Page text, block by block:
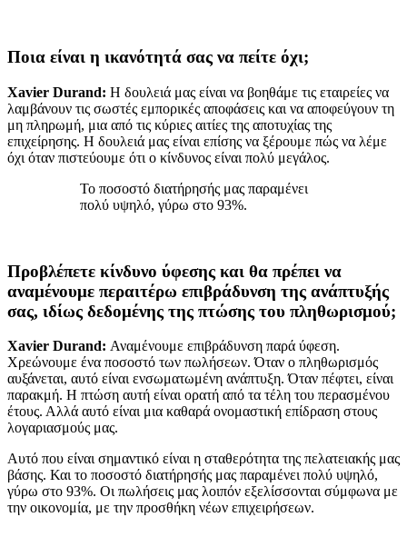
Ποια είναι η ικανότητά σας να πείτε όχι;
Xavier Durand: Η δουλειά μας είναι να βοηθάμε τις εταιρείες να
λαμβάνουν τις σωστές εμπορικές αποφάσεις και να αποφεύγουν τη
μη πληρωμή, μια από τις κύριες αιτίες της αποτυχίας της
επιχείρησης. Η δουλειά μας είναι επίσης να ξέρουμε πώς να λέμε
όχι όταν πιστεύουμε ότι ο κίνδυνος είναι πολύ μεγάλος.
Το ποσοστό διατήρησής μας παραμένει
πολύ υψηλό, γύρω στο 93%.
Προβλέπετε κίνδυνο ύφεσης και θα πρέπει να
αναμένουμε περαιτέρω επιβράδυνση της ανάπτυξής
σας, ιδίως δεδομένης της πτώσης του πληθωρισμού;
Xavier Durand: Αναμένουμε επιβράδυνση παρά ύφεση.
Χρεώνουμε ένα ποσοστό των πωλήσεων. Όταν ο πληθωρισμός
αυξάνεται, αυτό είναι ενσωματωμένη ανάπτυξη. Όταν πέφτει, είναι
παρακμή. Η πτώση αυτή είναι ορατή από τα τέλη του περασμένου
έτους. Αλλά αυτό είναι μια καθαρά ονομαστική επίδραση στους
λογαριασμούς μας.
Αυτό που είναι σημαντικό είναι η σταθερότητα της πελατειακής μας
βάσης. Και το ποσοστό διατήρησής μας παραμένει πολύ υψηλό,
γύρω στο 93%. Οι πωλήσεις μας λοιπόν εξελίσσονται σύμφωνα με
την οικονομία, με την προσθήκη νέων επιχειρήσεων.